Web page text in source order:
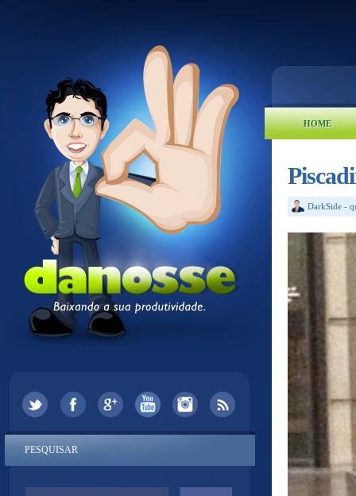
HOME
DarkSide -
PESQUISAR